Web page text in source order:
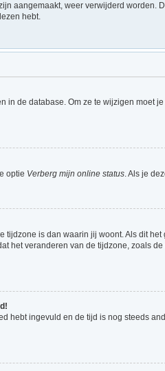
aangemaakt, weer verwijderd
hebt.
in de database. Om ze te wijzigen moet je
optie Verberg mijn online status. Als je
tijdzone is dan waarin jij woont. Als dit
het veranderen van de tijdzone,
hebt ingevuld en de tijd is nog steeds